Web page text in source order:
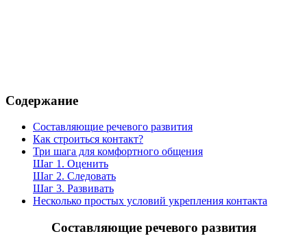
Содержание
Составляющие речевого развития
Как строиться контакт?
Три шага для комфортного общения
Шаг 1. Оценить
Шаг 2. Следовать
Шаг 3. Развивать
Несколько простых условий укрепления контакта
Составляющие речевого развития